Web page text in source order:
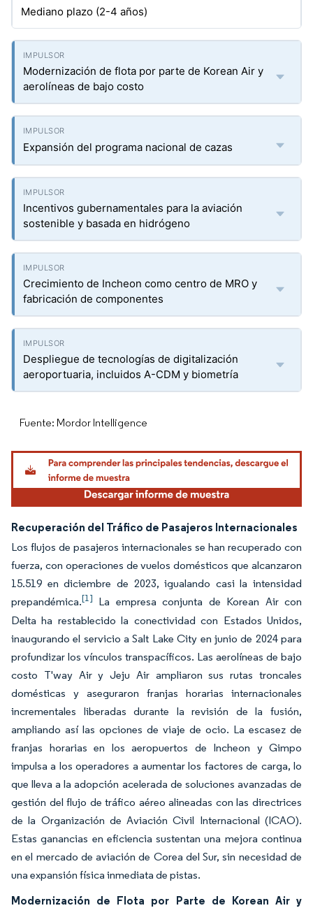
Mediano plazo (2-4 años)
Modernización de flota por parte de Korean Air y
aerolíneas de bajo costo
Expansión del programa nacional de cazas
Incentivos gubernamentales para la aviación
sostenible y basada en hidrógeno
Crecimiento de Incheon como centro de MRO y
fabricación de componentes
Despliegue de tecnologías de digitalización
aeroportuaria, incluidos A-CDM y biometría
Fuente: Mordor Intelligence
Recuperación del Tráfico de Pasajeros Internacionales
Los flujos de pasajeros internacionales se han recuperado con
fuerza, con operaciones de vuelos domésticos que alcanzaron
15.519 en diciembre de 2023, igualando casi la intensidad
prepandémica.[1] La empresa conjunta de Korean Air con
Delta ha restablecido la conectividad con Estados Unidos,
inaugurando el servicio a Salt Lake City en junio de 2024 para
profundizar los vínculos transpacíficos. Las aerolíneas de bajo
costo T'way Air y Jeju Air ampliaron sus rutas troncales
domésticas y aseguraron franjas horarias internacionales
incrementales liberadas durante la revisión de la fusión,
ampliando así las opciones de viaje de ocio. La escasez de
franjas horarias en los aeropuertos de Incheon y Gimpo
impulsa a los operadores a aumentar los factores de carga, lo
que lleva a la adopción acelerada de soluciones avanzadas de
gestión del flujo de tráfico aéreo alineadas con las directrices
de la Organización de Aviación Civil Internacional (ICAO).
Estas ganancias en eficiencia sustentan una mejora continua
en el mercado de aviación de Corea del Sur, sin necesidad de
una expansión física inmediata de pistas.
Modernización de Flota por Parte de Korean Air y